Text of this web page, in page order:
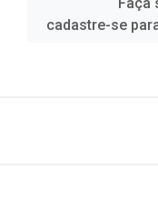
cadastre-se